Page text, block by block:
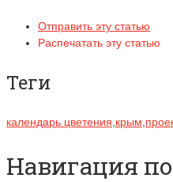
Отправить эту статью
Распечатать эту статью
Теги
календарь цветения крым
Навигация